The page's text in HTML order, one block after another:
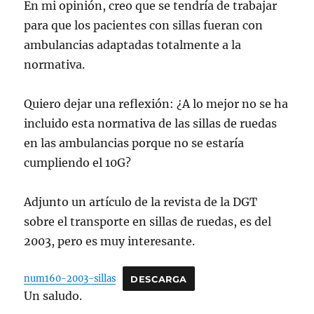
En mi opinión, creo que se tendría de trabajar
para que los pacientes con sillas fueran con
ambulancias adaptadas totalmente a la
normativa.
Quiero dejar una reflexión: ¿A lo mejor no se ha
incluido esta normativa de las sillas de ruedas
en las ambulancias porque no se estaría
cumpliendo el 10G?
Adjunto un artículo de la revista de la DGT
sobre el transporte en sillas de ruedas, es del
2003, pero es muy interesante.
num160-2003-sillas DESCARGA
Un saludo.